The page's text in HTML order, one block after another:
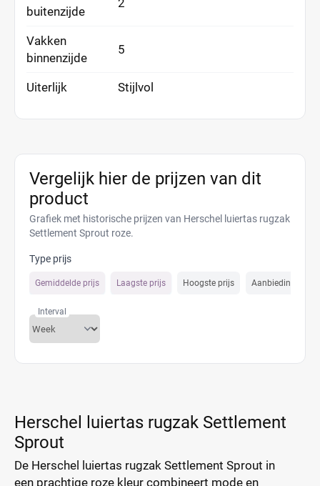
buitenzijde
2
Vakken
binnenzijde
5
Uiterlijk Stijlvol
Vergelijk hier de prijzen van dit
product
Grafiek met historische prijzen van Herschel luiertas rugzak
Settlement Sprout roze.
Type prijs
Gemiddelde prijs Laagste prijs Hoogste prijs Aanbiedings prijs
Interval
Herschel luiertas rugzak Settlement
Sprout
De Herschel luiertas rugzak Settlement Sprout in
een prachtige roze kleur combineert mode en